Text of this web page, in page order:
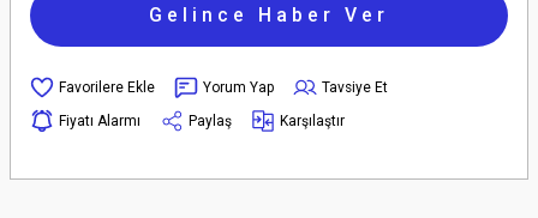
Gelince Haber Ver
Yorum Yap
Tavsiye Et
Fiyatı Alarmı
Paylaş Karşılaştır